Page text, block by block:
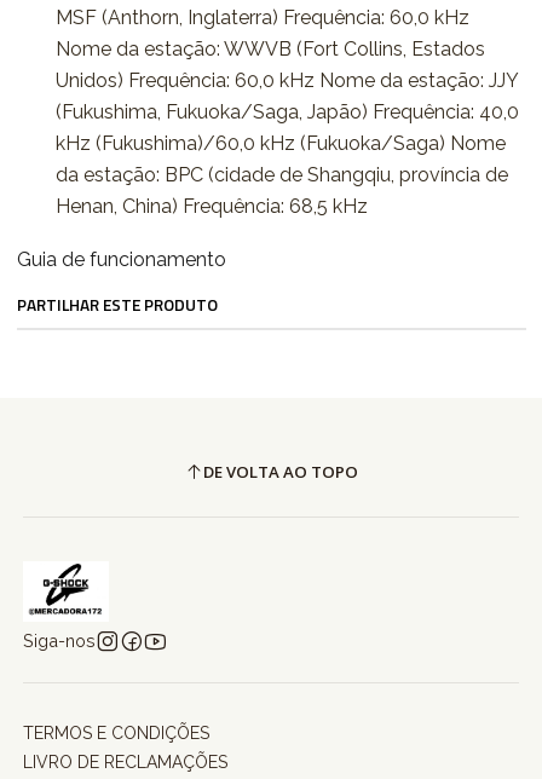
MSF (Anthorn, Inglaterra) Frequência: 60,0 kHz
Nome da estação: WWVB (Fort Collins, Estados
Unidos) Frequência: 60,0 kHz Nome da estação: JJY
(Fukushima, Fukuoka/Saga, Japão) Frequência: 40,0
kHz (Fukushima)/60,0 kHz (Fukuoka/Saga) Nome
da estação: BPC (cidade de Shangqiu, província de
Henan, China) Frequência: 68,5 kHz
Guia de funcionamento
PARTILHAR ESTE PRODUTO
DE VOLTA AO TOPO
Siga-nos
TERMOS E CONDIÇÕES
LIVRO DE RECLAMAÇÕES